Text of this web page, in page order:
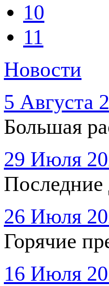
10
11
Новости
5 Августа
Большая
29 Июля
26 Июля
Горячие
16 Июля